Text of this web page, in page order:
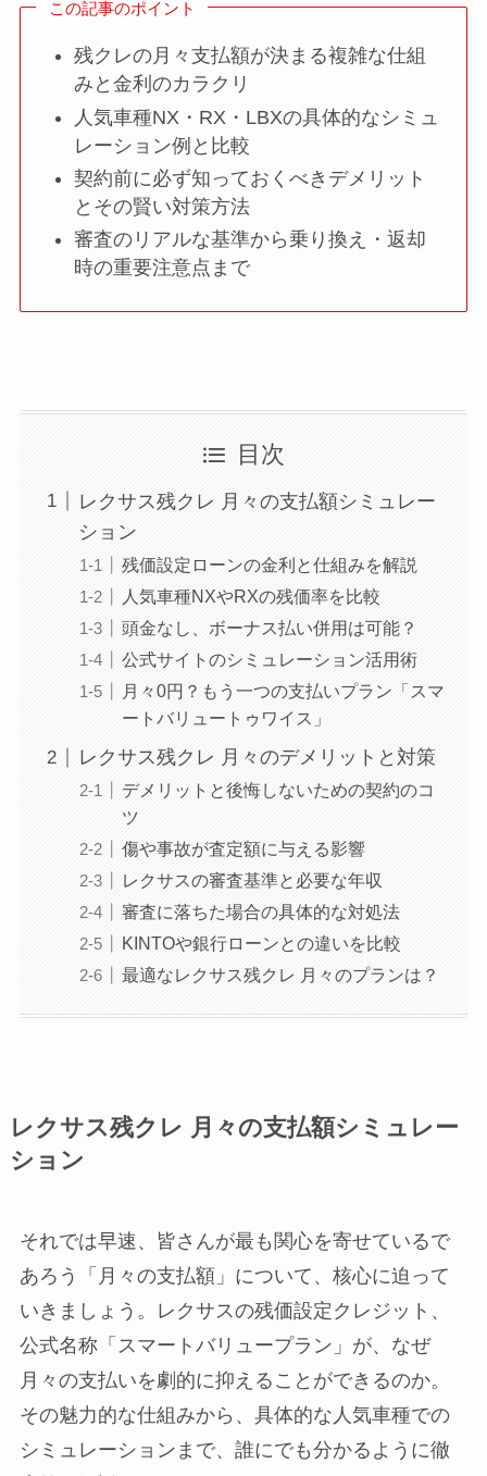
この記事のポイント
残クレの月々支払額が決まる複雑な仕組
みと金利のカラクリ
人気車種NX・RX・LBXの具体的なシミュ
レーション例と比較
契約前に必ず知っておくべきデメリット
とその賢い対策方法
審査のリアルな基準から乗り換え・返却
時の重要注意点まで
目次
レクサス残クレ 月々の支払額シミュレー
ション
残価設定ローンの金利と仕組みを解説
人気車種NXやRXの残価率を比較
頭金なし、ボーナス払い併用は可能？
公式サイトのシミュレーション活用術
月々0円？もう一つの支払いプラン「スマ
ートバリュートゥワイス」
レクサス残クレ 月々のデメリットと対策
デメリットと後悔しないための契約のコ
ツ
傷や事故が査定額に与える影響
レクサスの審査基準と必要な年収
審査に落ちた場合の具体的な対処法
KINTOや銀行ローンとの違いを比較
最適なレクサス残クレ 月々のプランは？
レクサス残クレ 月々の支払額シミュレー
ション
それでは早速、皆さんが最も関心を寄せているで
あろう「月々の支払額」について、核心に迫って
いきましょう。レクサスの残価設定クレジット、
公式名称「スマートバリュープラン」が、なぜ
月々の支払いを劇的に抑えることができるのか。
その魅力的な仕組みから、具体的な人気車種での
シミュレーションまで、誰にでも分かるように徹